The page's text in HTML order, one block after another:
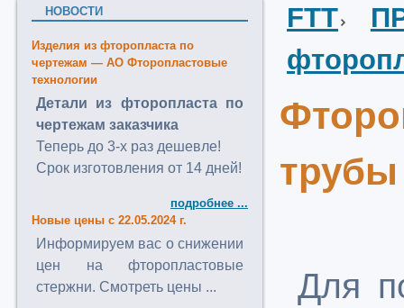
НОВОСТИ
Изделия из фторопласта по
чертежам — АО Фторопластовые
технологии
Детали из фторопласта по
чертежам заказчика
Теперь до 3-х раз дешевле!
Срок изготовления от 14 дней!
подробнее ...
Новые цены с 22.05.2024 г.
Информируем вас о снижении
цен на фторопластовые
стержни. Смотреть цены ...
FTT
трубы
Для